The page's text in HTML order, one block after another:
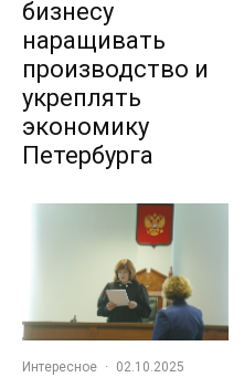
бизнесу
наращивать
производство и
укреплять
экономику
Петербурга
Интересное · 02.10.2025